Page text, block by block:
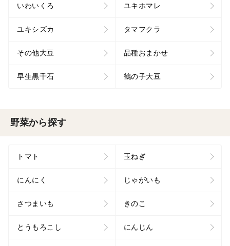
いわいくろ ユキホマレ
ユキシズカ タマフクラ
その他大豆 品種おまかせ
早生黒千石 鶴の子大豆
野菜から探す
トマト 玉ねぎ
にんにく じゃがいも
さつまいも きのこ
とうもろこし にんじん